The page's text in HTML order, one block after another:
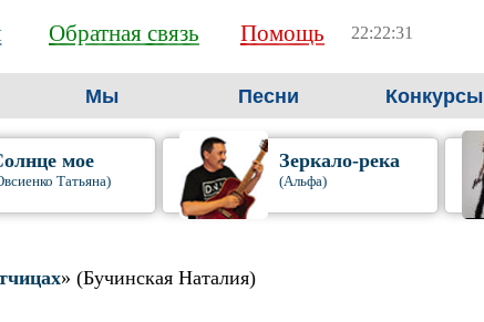
Обратная связь Помощь 22:22:32
Мы Песни Конкурсы
мое
Татьяна)
Зеркало-река
(Альфа)
» (Бучинская Наталия)